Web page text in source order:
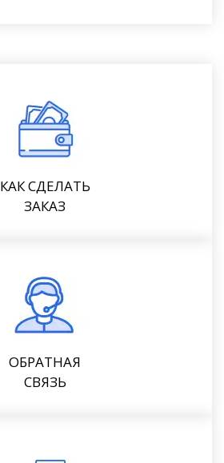
КАК СДЕЛАТЬ
ЗАКАЗ
ОБРАТНАЯ
СВЯЗЬ